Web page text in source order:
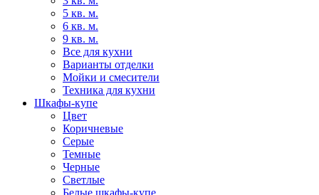
5 кв. м.
6 кв. м.
9 кв. м.
Все для кухни
Варианты отделки
Мойки и смесители
Техника для кухни
Шкафы-купе
Цвет
Коричневые
Серые
Темные
Черные
Светлые
Белые шкафы-купе